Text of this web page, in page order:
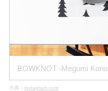
BOWKNOT -Megumi Kono
出典： instagram.com